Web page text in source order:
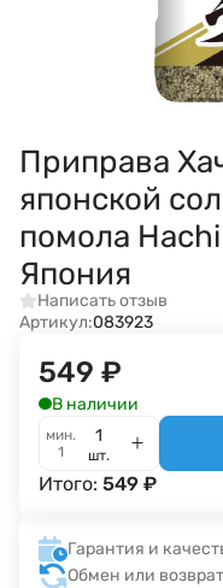
Приправа
японской
помола
Япония
Написать отзыв
Артикул:083923
549 ₽
В наличии
мин.
1
шт.
Итого: 549 ₽
Гарантия и
Обмен или возврат